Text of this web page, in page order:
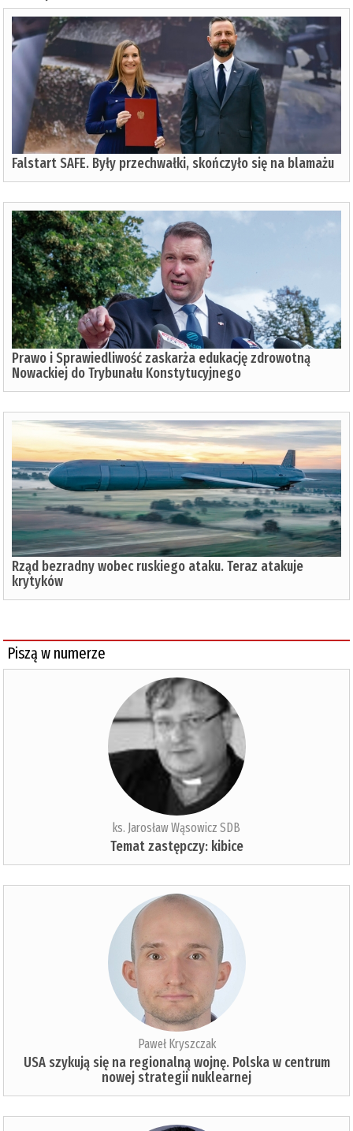
Falstart SAFE. Były przechwałki, skończyło się na blamażu
Prawo i Sprawiedliwość zaskarża edukację zdrowotną
Nowackiej do Trybunału Konstytucyjnego
Rząd bezradny wobec ruskiego ataku. Teraz atakuje
krytyków
Piszą w numerze
ks. Jarosław Wąsowicz SDB
Temat zastępczy: kibice
Paweł Kryszczak
USA szykują się na regionalną wojnę. Polska w centrum
nowej strategii nuklearnej